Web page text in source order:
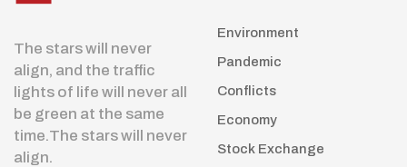
The stars will never
align, and the traffic
lights of life will never all
be green at the same
time.The stars will never
align.
Environment
Pandemic
Conflicts
Economy
Stock Exchange